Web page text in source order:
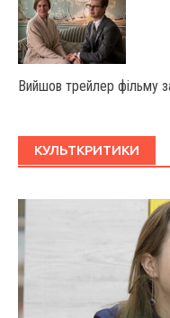
Вийшов трейлер фільму
КУЛЬТКРИТИКИ